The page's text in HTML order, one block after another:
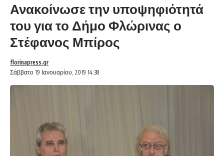
Ανακοίνωσε την υποψηφιότητά
του για το Δήμο Φλώρινας ο
Στέφανος Μπίρος
Σάββατο 19 Ιανουαρίου, 2019 14:38
florinapress.gr